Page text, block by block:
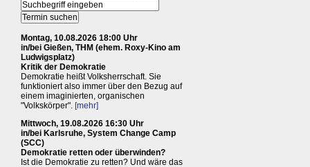
Montag, 10.08.2026 18:00 Uhr
in/bei Gießen, THM (ehem. Roxy-Kino am
Ludwigsplatz)
Kritik der Demokratie
Demokratie heißt Volksherrschaft. Sie
funktioniert also immer über den Bezug auf
einem imaginierten, organischen
"Volkskörper". [mehr]
Mittwoch, 19.08.2026 16:30 Uhr
in/bei Karlsruhe, System Change Camp
(SCC)
Demokratie retten oder überwinden?
Ist die Demokratie zu retten? Und wäre das